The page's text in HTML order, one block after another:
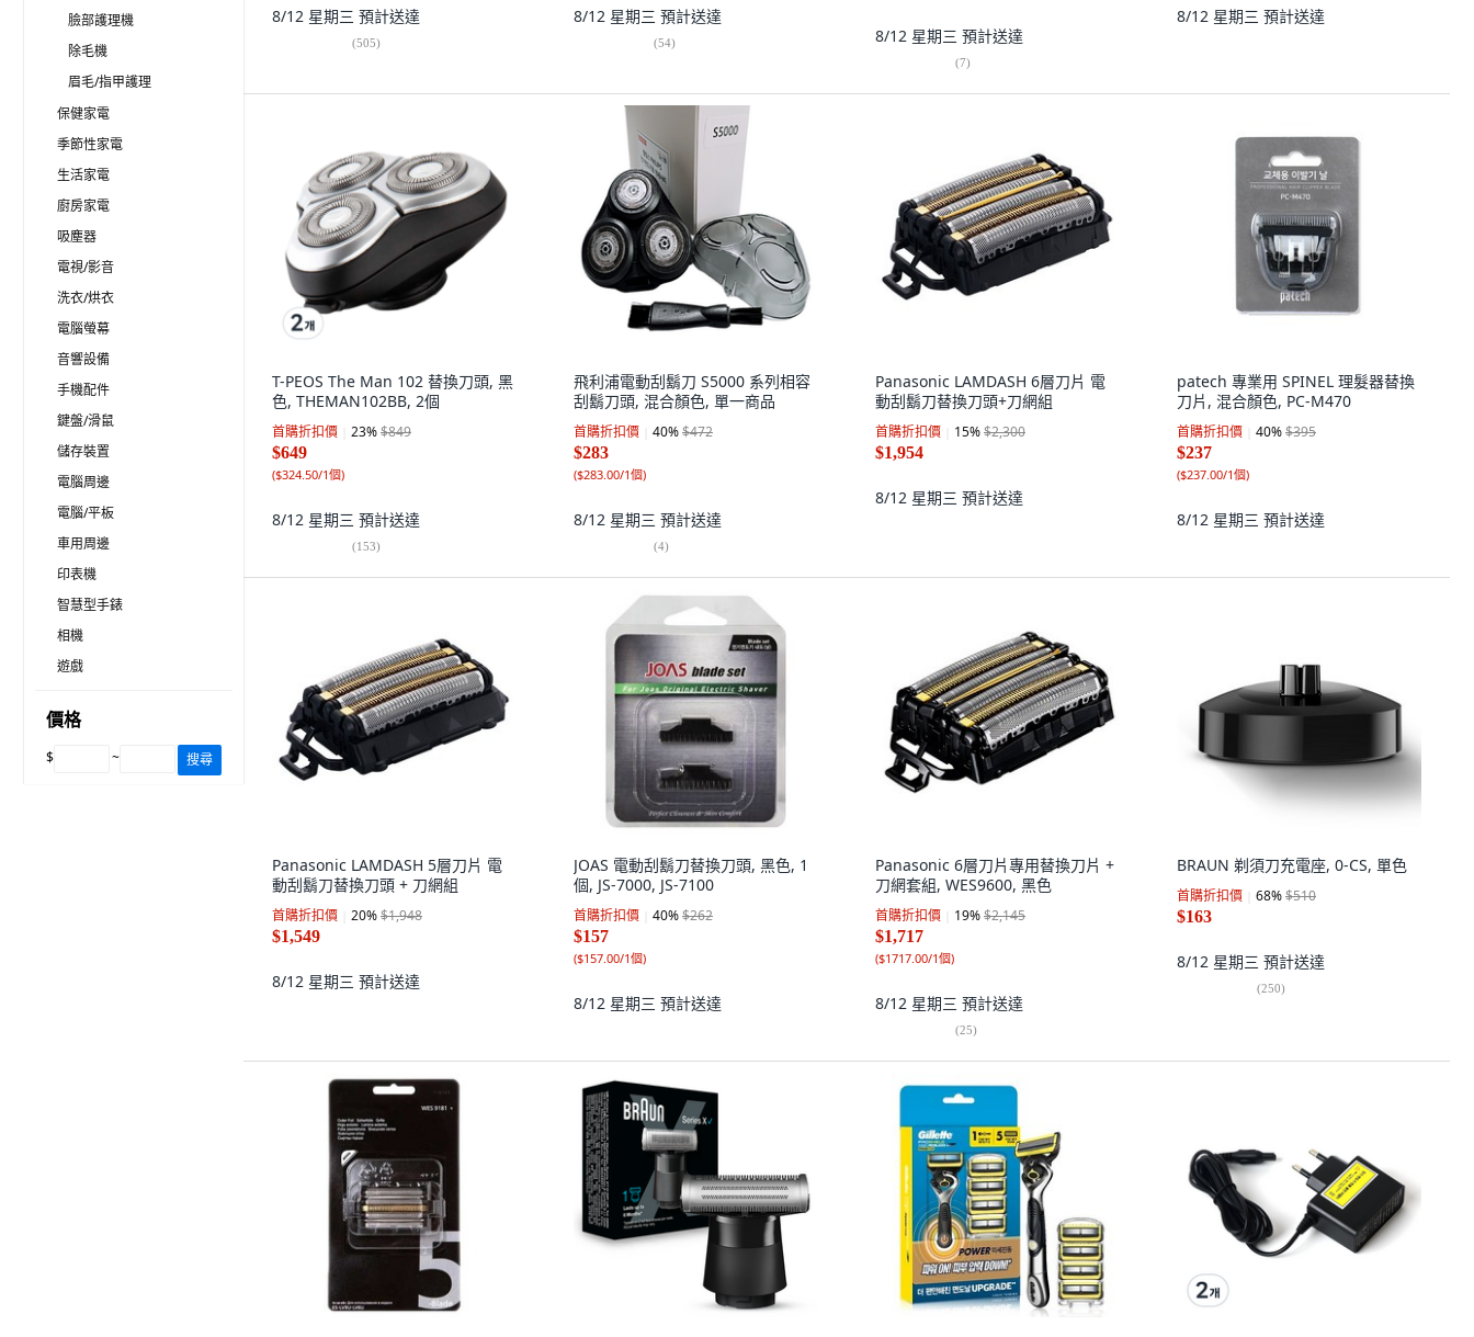
臉部護理機
除毛機
眉毛/指甲護理
保健家電
季節性家電
生活家電
廚房家電
吸塵器
電視/影音
洗衣/烘衣
電腦螢幕
音響設備
手機配件
鍵盤/滑鼠
儲存裝置
電腦周邊
電腦/平板
車用周邊
印表機
智慧型手錶
相機
遊戲
價格
$ ~ 搜尋
8/12 星期三 預計送達
(505)
8/12 星期三 預計送達
(54) 8/12 星期三 預計送達
(7)
8/12 星期三 預計送達
T-PEOS The Man 102 替換刀頭, 黑
色, THEMAN102BB, 2個
首購折扣價 23%$849
$649
($324.50/1個)
8/12 星期三 預計送達
(153)
飛利浦電動刮鬍刀 S5000 系列相容
刮鬍刀頭, 混合顏色, 單一商品
首購折扣價 40%$472
$283
($283.00/1個)
8/12 星期三 預計送達
(4)
Panasonic LAMDASH 6層刀片 電
動刮鬍刀替換刀頭+刀網組
首購折扣價 15%$2,300
$1,954
8/12 星期三 預計送達
patech 專業用 SPINEL 理髮器替換
刀片, 混合顏色, PC-M470
首購折扣價 40%$395
$237
($237.00/1個)
8/12 星期三 預計送達
Panasonic LAMDASH 5層刀片 電
動刮鬍刀替換刀頭 + 刀網組
首購折扣價 20%$1,948
$1,549
8/12 星期三 預計送達
JOAS 電動刮鬍刀替換刀頭, 黑色, 1
個, JS-7000, JS-7100
首購折扣價 40%$262
$157
($157.00/1個)
8/12 星期三 預計送達
Panasonic 6層刀片專用替換刀片 +
刀網套組, WES9600, 黑色
首購折扣價 19%$2,145
$1,717
($1717.00/1個)
8/12 星期三 預計送達
(25)
BRAUN 剃須刀充電座, 0-CS, 單色
首購折扣價 68%$510
$163
8/12 星期三 預計送達
(250)